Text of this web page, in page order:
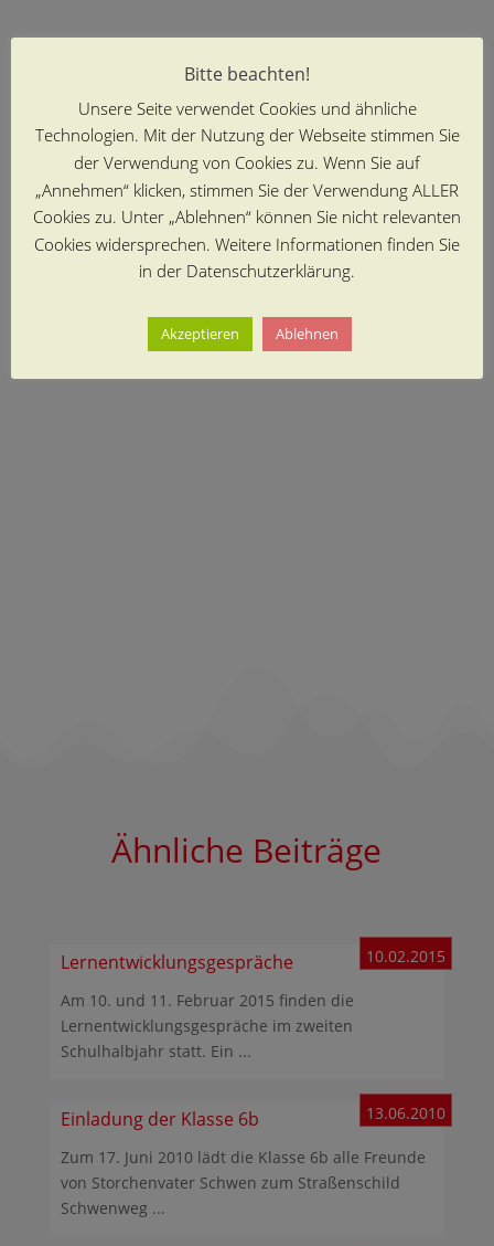
Ähnliche Beiträge
Lernentwicklungsgespräche 10.02.2015
Am 10. und 11. Februar 2015 finden die
Lernentwicklungsgespräche im zweiten
Schulhalbjahr statt. Ein ...
Einladung der Klasse 6b 13.06.2010
Zum 17. Juni 2010 lädt die Klasse 6b alle Freunde
von Storchenvater Schwen zum Straßenschild
Schwenweg ...
Bitte beachten!
Unsere Seite verwendet Cookies und ähnliche
Technologien. Mit der Nutzung der Webseite stimmen Sie
der Verwendung von Cookies zu. Wenn Sie auf
„Annehmen“ klicken, stimmen Sie der Verwendung ALLER
Cookies zu. Unter „Ablehnen“ können Sie nicht relevanten
Cookies widersprechen. Weitere Informationen finden Sie
in der Datenschutzerklärung.
Akzeptieren Ablehnen